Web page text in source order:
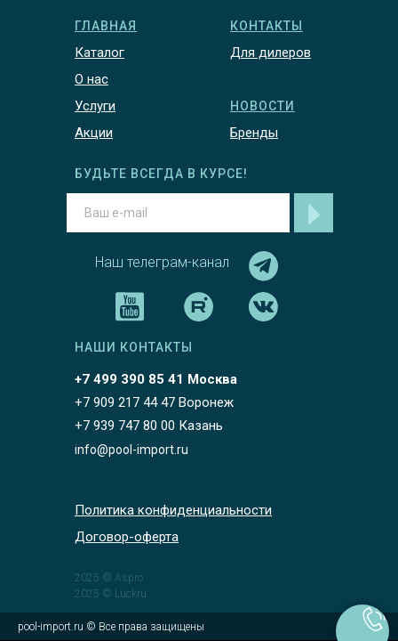
ГЛАВНАЯ
Каталог
О нас
Услуги
Акции
КОНТАКТЫ
Для дилеров
НОВОСТИ
Бренды
2025 © Aspro
2025 © Luckru
Наш телеграм-канал
БУДЬТЕ ВСЕГДА В КУРСЕ!
+7 499 390 85 41 Москва
НАШИ КОНТАКТЫ
+7 909 217 44 47 Воронеж
+7 939 747 80 00 Казань
info@pool-import.ru
Политика конфиденциальности
Договор-оферта
pool-import.ru © Все права защищены